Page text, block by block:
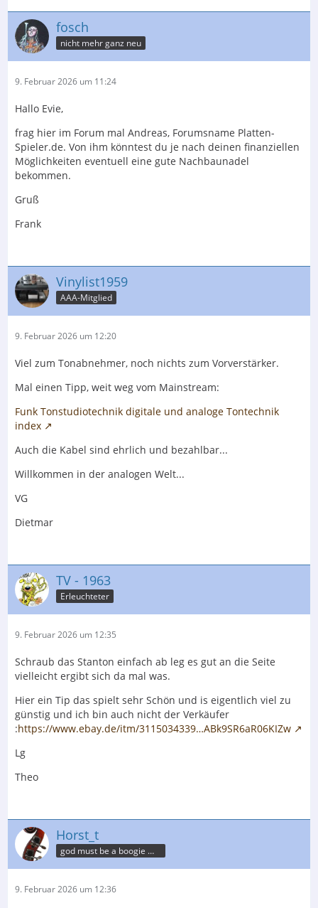
fosch
nicht mehr ganz neu
9. Februar 2026 um 11:24
Hallo Evie,
frag hier im Forum mal Andreas, Forumsname Platten-
Spieler.de. Von ihm könntest du je nach deinen finanziellen
Möglichkeiten eventuell eine gute Nachbaunadel
bekommen.
Gruß
Frank
Vinylist1959
AAA-Mitglied
9. Februar 2026 um 12:20
Viel zum Tonabnehmer, noch nichts zum Vorverstärker.
Mal einen Tipp, weit weg vom Mainstream:
Funk Tonstudiotechnik digitale und analoge Tontechnik
index
Auch die Kabel sind ehrlich und bezahlbar...
Willkommen in der analogen Welt...
VG
Dietmar
TV - 1963
Erleuchteter
9. Februar 2026 um 12:35
Schraub das Stanton einfach ab leg es gut an die Seite
vielleicht ergibt sich da mal was.
Hier ein Tip das spielt sehr Schön und is eigentlich viel zu
günstig und ich bin auch nicht der Verkäufer
:https://www.ebay.de/itm/3115034339…ABk9SR6aR06KIZw
Lg
Theo
Horst_t
god must be a boogie man
9. Februar 2026 um 12:36